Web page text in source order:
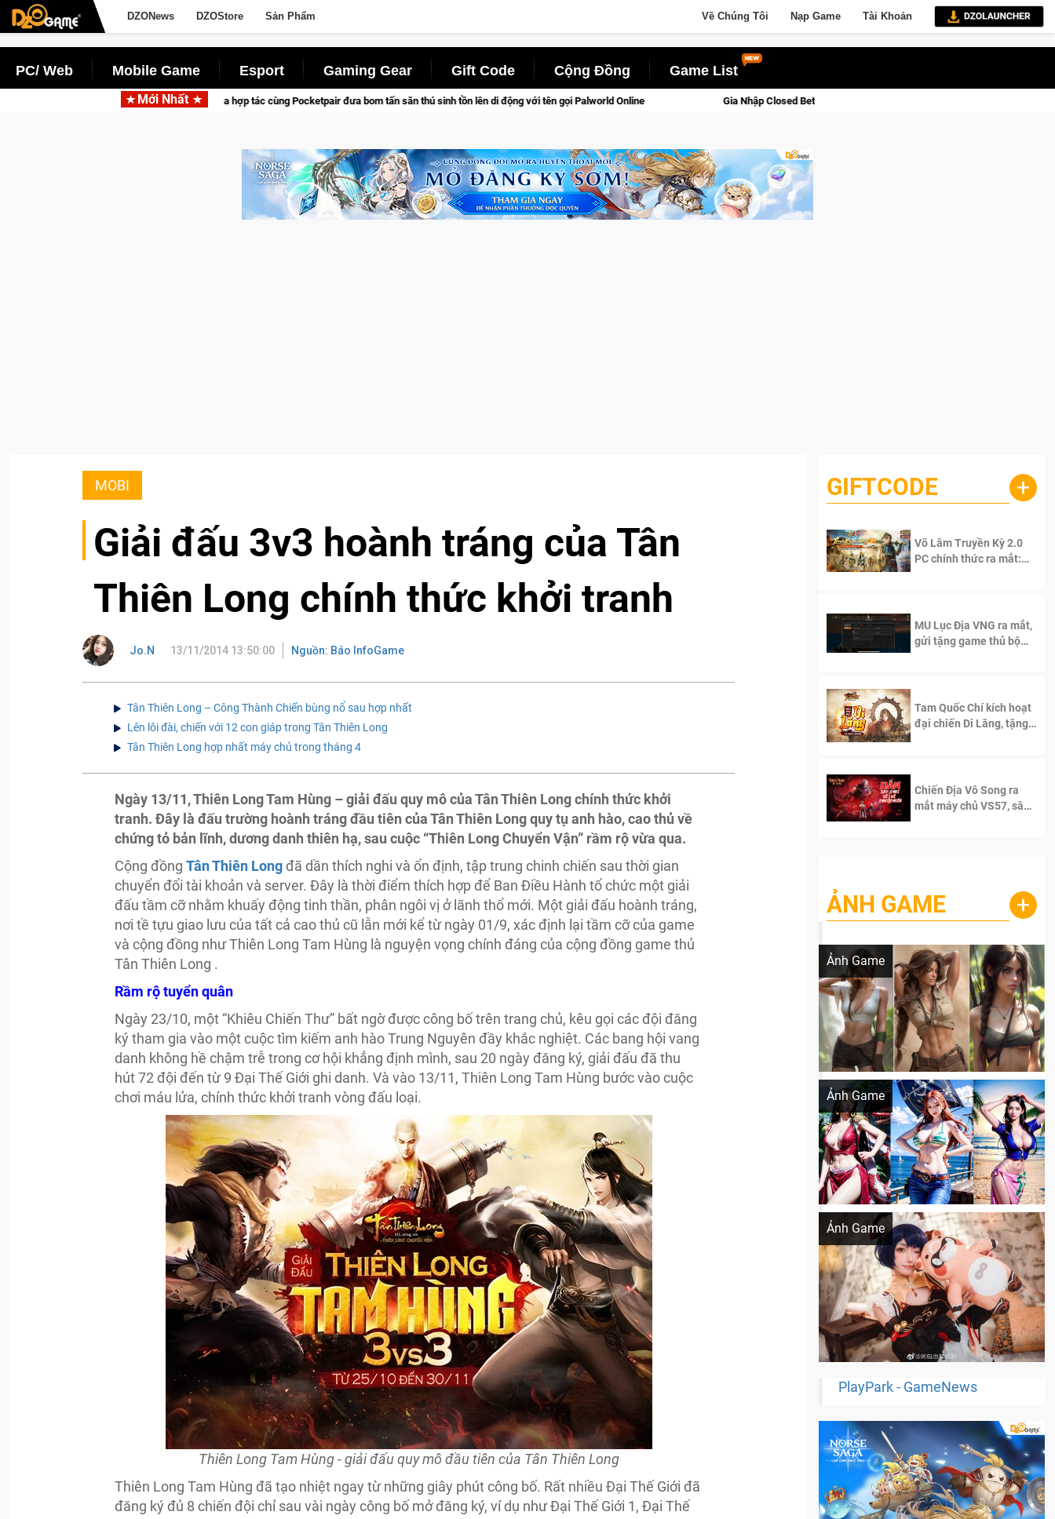
DZONews DZOStore Sản Phẩm Về Chúng Tôi Nạp Game Tài Khoản
PC/ Web Mobile Game Esport Gaming Gear Gift Code Cộng Đồng Game List
Mới Nhất
Garena hợp tác cùng Pocketpair đưa bom tấn săn thú sinh tồn lên di động với tên gọi Palworld Online Gia Nhập Closed Beta Norse Saga: Cửu Giới Thức Tỉnh, Săn DJI Osmo Pocket 3 Ngay Hôm Nay
MOBI
Giải đấu 3v3 hoành tráng của Tân
Thiên Long chính thức khởi tranh
Jo.N 13/11/2014 13:50:00 Nguồn: Báo InfoGame
Tân Thiên Long – Công Thành Chiến bùng nổ sau hợp nhất
Lên lôi đài, chiến với 12 con giáp trong Tân Thiên Long
Tân Thiên Long hợp nhất máy chủ trong tháng 4
Ngày 13/11, Thiên Long Tam Hùng – giải đấu quy mô của Tân Thiên Long chính thức khởi
tranh. Đây là đấu trường hoành tráng đầu tiên của Tân Thiên Long quy tụ anh hào, cao thủ về
chứng tỏ bản lĩnh, dương danh thiên hạ, sau cuộc “Thiên Long Chuyển Vận” rầm rộ vừa qua.
Cộng đồngTân Thiên Long đã dần thích nghi và ổn định, tập trung chinh chiến sau thời gian
chuyển đổi tài khoản và server. Đây là thời điểm thích hợp để Ban Điều Hành tổ chức một giải
đấu tầm cỡ nhằm khuấy động tinh thần, phân ngôi vị ở lãnh thổ mới. Một giải đấu hoành tráng,
nơi tề tựu giao lưu của tất cả cao thủ cũ lẫn mới kể từ ngày 01/9, xác định lại tầm cỡ của game
và cộng đồng như Thiên Long Tam Hùng là nguyện vọng chính đáng của cộng đồng game thủ
Tân Thiên Long .
Rầm rộ tuyển quân
Ngày 23/10, một “Khiêu Chiến Thư” bất ngờ được công bố trên trang chủ, kêu gọi các đội đăng
ký tham gia vào một cuộc tìm kiếm anh hào Trung Nguyên đầy khắc nghiệt. Các bang hội vang
danh không hề chậm trễ trong cơ hội khẳng định mình, sau 20 ngày đăng ký, giải đấu đã thu
hút 72 đội đến từ 9 Đại Thế Giới ghi danh. Và vào 13/11, Thiên Long Tam Hùng bước vào cuộc
chơi máu lửa, chính thức khởi tranh vòng đấu loại.
Thiên Long Tam Hùng - giải đấu quy mô đầu tiên của Tân Thiên Long
Thiên Long Tam Hùng đã tạo nhiệt ngay từ những giây phút công bố. Rất nhiều Đại Thế Giới đã
đăng ký đủ 8 chiến đội chỉ sau vài ngày công bố mở đăng ký, ví dụ như Đại Thế Giới 1, Đại Thế
GIFTCODE +
Võ Lâm Truyền Kỳ 2.0
PC chính thức ra mắt:
MU Lục Địa VNG ra mắt,
gửi tặng game thủ bộ
Tam Quốc Chí kích hoạt
đại chiến Di Lăng, tặng
Chiến Địa Vô Song ra
mắt máy chủ VS57, sân
ẢNH GAME +
Ảnh Game
Lala Croft vừa nóng vừa xinh dưới nét vẽ
Ảnh Game
Khi AI Cosplay gái đẹp One Piece
Ảnh Game
Cosplay Xiangling siêu cute
PlayPark - GameNews